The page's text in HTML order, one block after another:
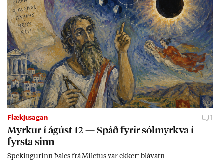
Flækjusagan 1
Myrk­ur í ág­úst 12 — Spáð fyr­ir sól­myrkva í
fyrsta sinn
Spek­ing­ur­inn Þa­les frá Míletus var ekk­ert blá­vatn